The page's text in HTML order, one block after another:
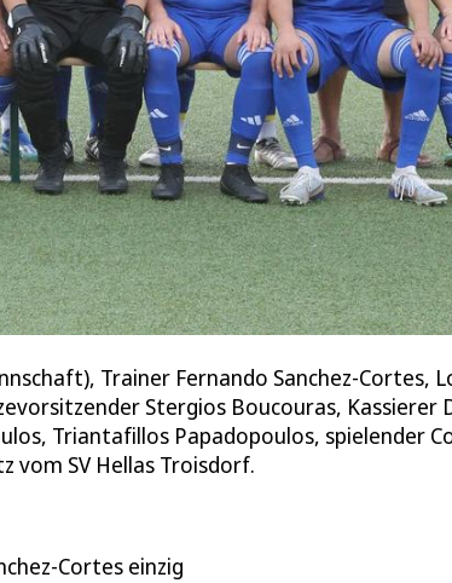
Trainer Fernando Sanchez-Cortes,
Stergios Boucouras, Kassierer
Triantafillos Papadopoulos, spielender
vom SV Hellas Troisdorf.
Cortes einzig